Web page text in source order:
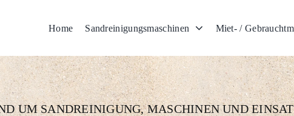
Home Sandreinigungsmaschinen Miet- /
UM SANDREINIGUNG, MASCHINEN UND